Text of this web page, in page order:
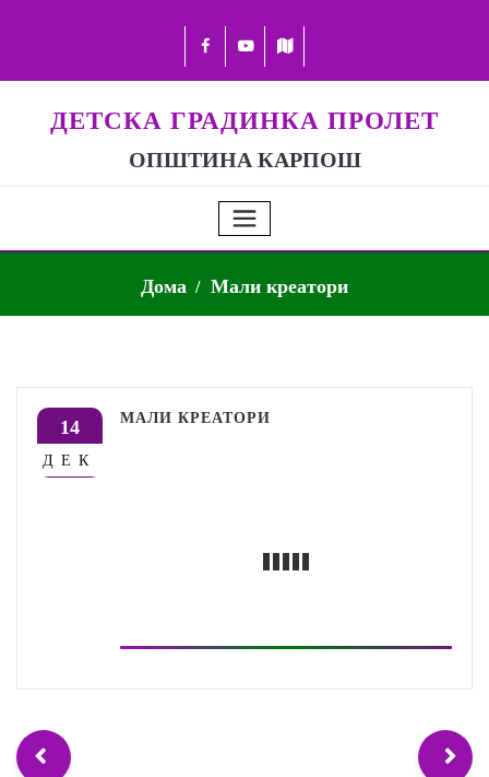
ДЕТСКА ГРАДИНКА ПРОЛЕТ
ОПШТИНА КАРПОШ
Дома Мали креатори
14
ДЕК
МАЛИ КРЕАТОРИ